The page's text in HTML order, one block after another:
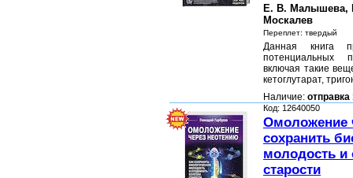
Е. В. Малышева,
Москалев
Переплет: твердый
Данная книга
потенциальных
включая такие
кетоглутарат,
Наличие: отправка
Код: 12640050
Омоложение
сохранить
молодость и
старости